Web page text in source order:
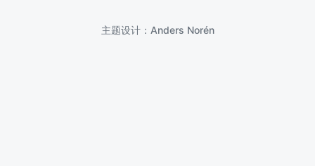
主题设计： Anders Norén